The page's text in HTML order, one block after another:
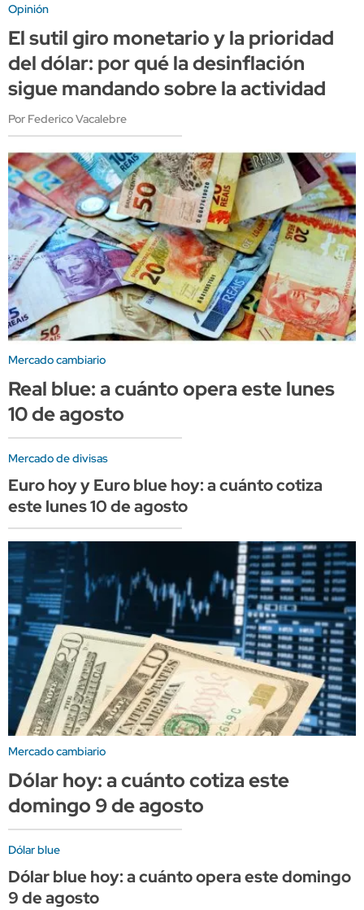
Opinión
El sutil giro monetario y la prioridad
del dólar: por qué la desinflación
sigue mandando sobre la actividad
Por Federico Vacalebre
Mercado cambiario
Real blue: a cuánto opera este lunes
10 de agosto
Mercado de divisas
Euro hoy y Euro blue hoy: a cuánto cotiza
este lunes 10 de agosto
Mercado cambiario
Dólar hoy: a cuánto cotiza este
domingo 9 de agosto
Dólar blue
Dólar blue hoy: a cuánto opera este domingo
9 de agosto